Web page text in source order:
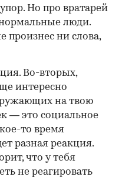
Но про вратарей
люди.
произнес ни слова,
Во-вторых,
интересно
на твою
— это социальное
то время
разная реакция.
что у тебя
не реагировать